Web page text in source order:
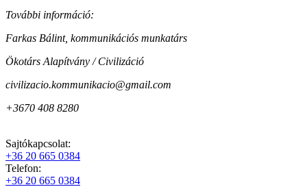
További információ:
Farkas Bálint, kommunikációs munkatárs
Ökotárs Alapítvány / Civilizáció
civilizacio.kommunikacio@gmail.com
+3670 408 8280
Sajtókapcsolat:
+36 20 665 0384
Telefon:
+36 20 665 0384